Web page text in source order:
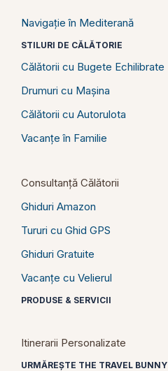
Navigație în Mediterană
STILURI DE CĂLĂTORIE
Călătorii cu Bugete Echilibrate
Drumuri cu Mașina
Călătorii cu Autorulota
Vacanțe în Familie
Consultanță Călătorii
Ghiduri Amazon
Tururi cu Ghid GPS
Ghiduri Gratuite
Vacanțe cu Velierul
PRODUSE & SERVICII
Itinerarii Personalizate
URMĂREȘTE THE TRAVEL BUNNY